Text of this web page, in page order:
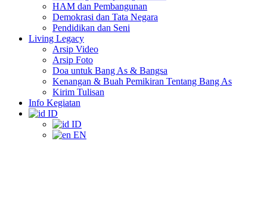
HAM dan Pembangunan
Demokrasi dan Tata Negara
Pendidikan dan Seni
Living Legacy
Arsip Video
Arsip Foto
Doa untuk Bang As & Bangsa
Kenangan & Buah Pemikiran Tentang Bang As
Kirim Tulisan
Info Kegiatan
ID
ID
EN